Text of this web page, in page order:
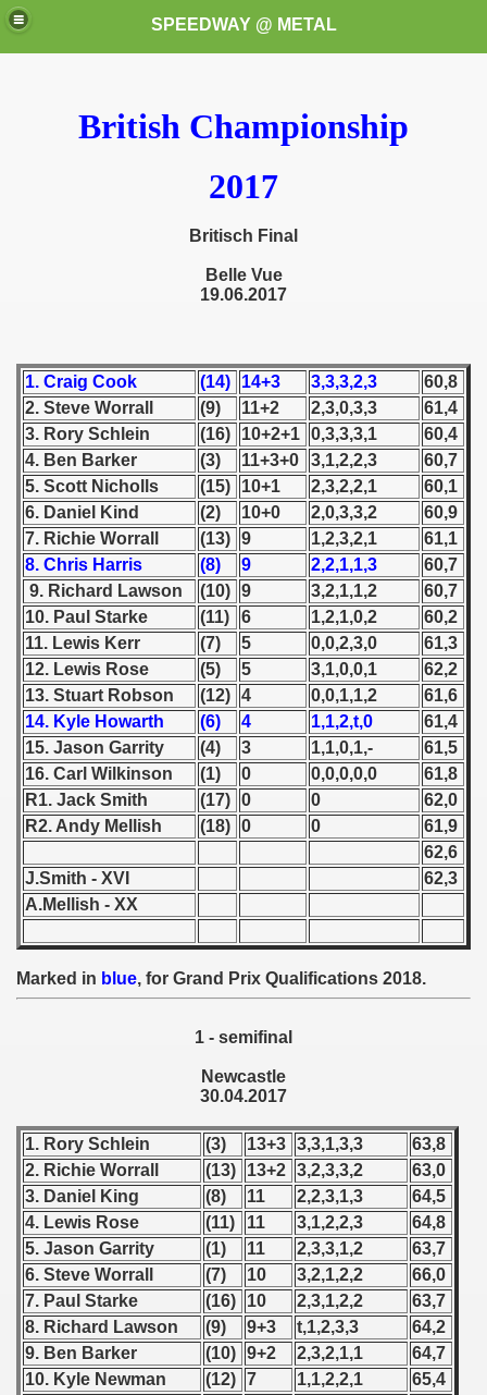
SPEEDWAY @ METAL
British Championship
2017
Britisch Final
Belle Vue
19.06.2017
1. Craig Cook (14) 14+3 3,3,3,2,3
60,8
2. Steve Worrall
(9) 11+2 2,3,0,3,3
61,4
3. Rory Schlein
(16) 10+2+1 0,3,3,3,1
60,4
4. Ben Barker
(3) 11+3+0 3,1,2,2,3
60,7
5. Scott Nicholls
(15) 10+1 2,3,2,2,1
60,1
6. Daniel Kind
(2) 10+0 2,0,3,3,2
60,9
7. Richie Worrall
(13) 9 1,2,3,2,1
61,1
8. Chris Harris
(8) 9 2,2,1,1,3
60,7
9. Richard Lawson
(10) 9 3,2,1,1,2
60,7
10. Paul Starke
(11) 6 1,2,1,0,2
60,2
11. Lewis Kerr
(7) 5 0,0,2,3,0
61,3
12. Lewis Rose
(5) 5 3,1,0,0,1
62,2
13. Stuart Robson
(12) 4 0,0,1,1,2
61,6
14. Kyle Howarth
(6) 4 1,1,2,t,0
61,4
15. Jason Garrity
(4) 3 1,1,0,1,-
61,5
16. Carl Wilkinson
(1) 0 0,0,0,0,0
61,8
R1. Jack Smith
(17) 0 0
62,0
R2. Andy Mellish
(18) 0 0
61,9
62,6
J.Smith - XVI
62,3
A.Mellish - XX
Marked in blue, for Grand Prix Qualifications 2018.
1 - semifinal
Newcastle
30.04.2017
1. Rory Schlein (3) 13+3 3,3,1,3,3
63,8
2. Richie Worrall
(13) 13+2 3,2,3,3,2
63,0
3. Daniel King
(8) 11 2,2,3,1,3
64,5
4. Lewis Rose
(11) 11 3,1,2,2,3
64,8
5. Jason Garrity
(1) 11 2,3,3,1,2
63,7
6. Steve Worrall
(7) 10 3,2,1,2,2
66,0
7. Paul Starke
(16) 10 2,3,1,2,2
63,7
8. Richard Lawson
(9) 9+3 t,1,2,3,3
64,2
9. Ben Barker
(10) 9+2 2,3,2,1,1
64,7
10. Kyle Newman
(12) 7 1,1,2,2,1
65,4
(My speedway programmes to exchange or sale)
1946
- 1953
- 1954
- 1958
- 1959
- 1960
- 1961
- 1962
- 1963